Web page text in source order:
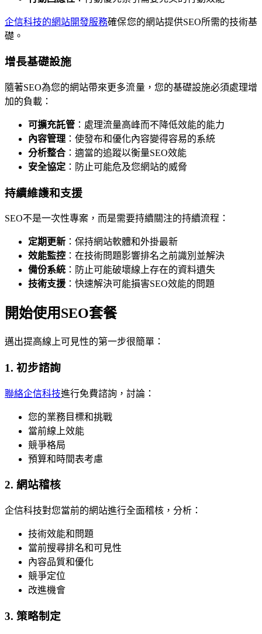
企信科技的網站開發服務確保您的網站提供SEO所需的技術基
礎。
增長基礎設施
隨著SEO為您的網站帶來更多流量，您的基礎設施必須處理增
加的負載：
可擴充託管 ：處理流量高峰而不降低效能的能力
內容管理 ：使發布和優化內容變得容易的系統
分析整合 ：適當的追蹤以衡量SEO效能
安全協定 ：防止可能危及您網站的威脅
持續維護和支援
SEO不是一次性專案，而是需要持續關注的持續流程：
定期更新 ：保持網站軟體和外掛最新
效能監控 ：在技術問題影響排名之前識別並解決
備份系統 ：防止可能破壞線上存在的資料遺失
技術支援 ：快速解決可能損害SEO效能的問題
開始使用SEO套餐
邁出提高線上可見性的第一步很簡單：
1. 初步諮詢
聯絡企信科技進行免費諮詢，討論：
您的業務目標和挑戰
當前線上效能
競爭格局
預算和時間表考慮
2. 網站稽核
企信科技對您當前的網站進行全面稽核，分析：
技術效能和問題
當前搜尋排名和可見性
內容品質和優化
競爭定位
改進機會
3. 策略制定